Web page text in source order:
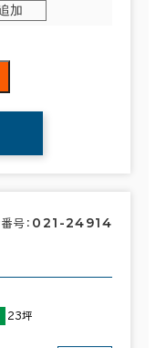
加
号： 021-24914
23坪